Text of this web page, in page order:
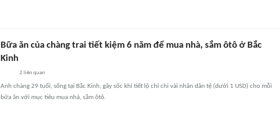
Bữa ăn của chàng trai tiết kiệm 6 năm để mua nhà, sắm ôtô ở Bắc
Kinh
2 liên quan
Anh chàng 29 tuổi, sống tại Bắc Kinh, gây sốc khi tiết lộ chỉ chi vài nhân dân tệ (dưới 1 USD) cho mỗi
bữa ăn với mục tiêu mua nhà, sắm ôtô.